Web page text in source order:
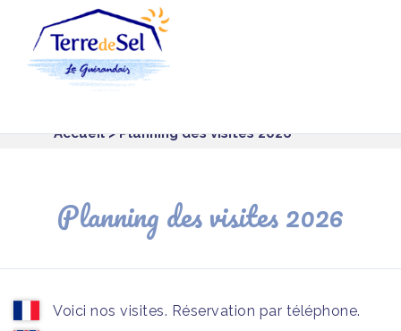
Accueil> Planning des visites 2026
Planning des visites 2026
Voici nos visites. Réservation par téléphone.
Panneau de gestion des cookies